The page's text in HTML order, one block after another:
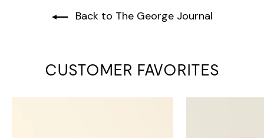
Back to The George Journal
CUSTOMER FAVORITES